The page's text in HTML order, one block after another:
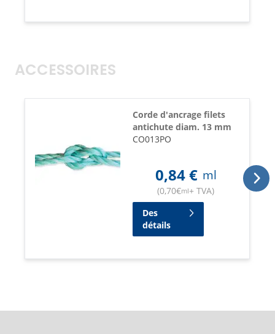
ACCESSOIRES
Corde d'ancrage filets
antichute diam. 13 mm
CO013PO
0,84€ ml
(0,70€ml+ TVA)
Des
détails